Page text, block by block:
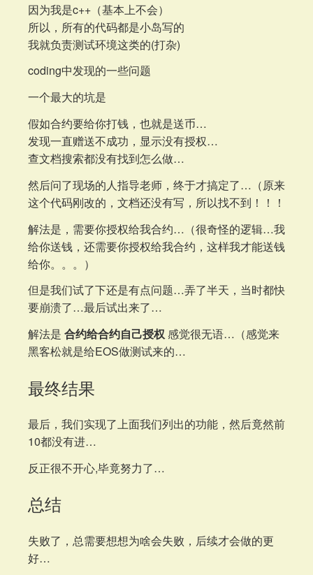
因为我是c++（基本上不会）
所以，所有的代码都是小岛写的
我就负责测试环境这类的(打杂)
coding中发现的一些问题
一个最大的坑是
假如合约要给你打钱，也就是送币…
发现一直赠送不成功，显示没有授权…
查文档搜索都没有找到怎么做…
然后问了现场的人指导老师，终于才搞定了…（原来
这个代码刚改的，文档还没有写，所以找不到！！！
解法是，需要你授权给我合约…（很奇怪的逻辑…我
给你送钱，还需要你授权给我合约，这样我才能送钱
给你。。。）
但是我们试了下还是有点问题…弄了半天，当时都快
要崩溃了…最后试出来了…
解法是 合约给合约自己授权感觉很无语…（感觉来
黑客松就是给EOS做测试来的…
最终结果
最后，我们实现了上面我们列出的功能，然后竟然前
10都没有进…
反正很不开心,毕竟努力了…
总结
失败了，总需要想想为啥会失败，后续才会做的更
好…